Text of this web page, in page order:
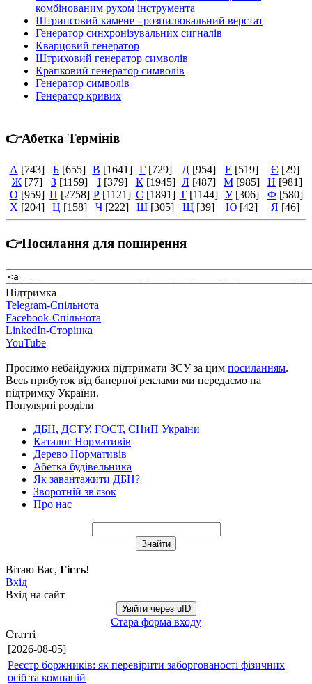
комбінованим рухом інструмента
Штрипсовий камене - розпилювальний верстат
Генератор синхронізувальних сигналів
Кварцовий генератор
Штриховий генератор символів
Крапковий генератор символів
Генератор символів
Генератор кривих
👉Абетка Термінів
А [743] Б [655] В [1641] Г [729] Д [954] Е [519] Є [29]
Ж [77] З [1159] І [379] К [1945] Л [487] М [985] Н [981]
О [959] П [2758] Р [1121] С [1891] Т [1144] У [306] Ф [580]
Х [204] Ц [158] Ч [222] Ш [305] Щ [39] Ю [42] Я [46]
👉Посилання для поширення
Підтримка
Telegram-Спільнота
Facebook-Спільнота
LinkedIn-Сторінка
YouTube
Просимо небайдужих підтримати ЗСУ за цим посиланням.
Весь прибуток від банерної реклами ми передаємо на
підтримку України.
Популярні розділи
ДБН, ДСТУ, ГОСТ, СНиП України
Каталог Нормативів
Дерево Нормативів
Абетка будівельника
Як завантажити ДБН?
Зворотній зв'язок
Про нас
Вітаю Вас, Гість!
Вхід
Вхід на сайт
Увійти через uID
Стара форма входу
Статті
[2026-08-05]
Реєстр боржників: як перевірити заборгованості фізичних
осіб та компаній